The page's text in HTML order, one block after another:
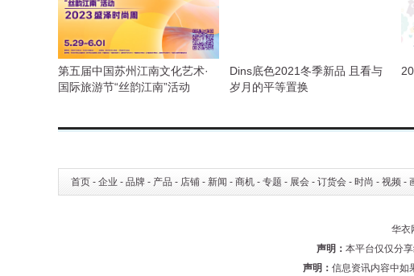
第五届中国苏州江南文化艺术·
国际旅游节“丝韵江南”活动
Dins底色2021冬季新品 且看与
岁月的平等置换
首页 - 企业 - 品牌 - 产品 - 店铺 - 新闻 - 商机 - 专题 - 展会 - 订货会 - 时尚 - 视频 -
华衣
声明： 本平台仅仅分
声明： 信息资讯内容中如